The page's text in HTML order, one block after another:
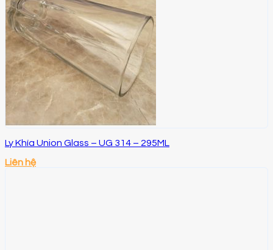
Ly Khía Union Glass – UG 314 – 295ML
Liên hệ